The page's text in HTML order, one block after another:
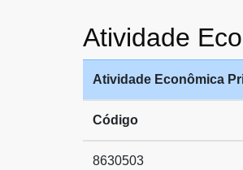
Atividade
Atividade Econômica
Código
8630503